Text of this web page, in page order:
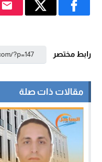
رابط مختصر
مقالات ذات صلة